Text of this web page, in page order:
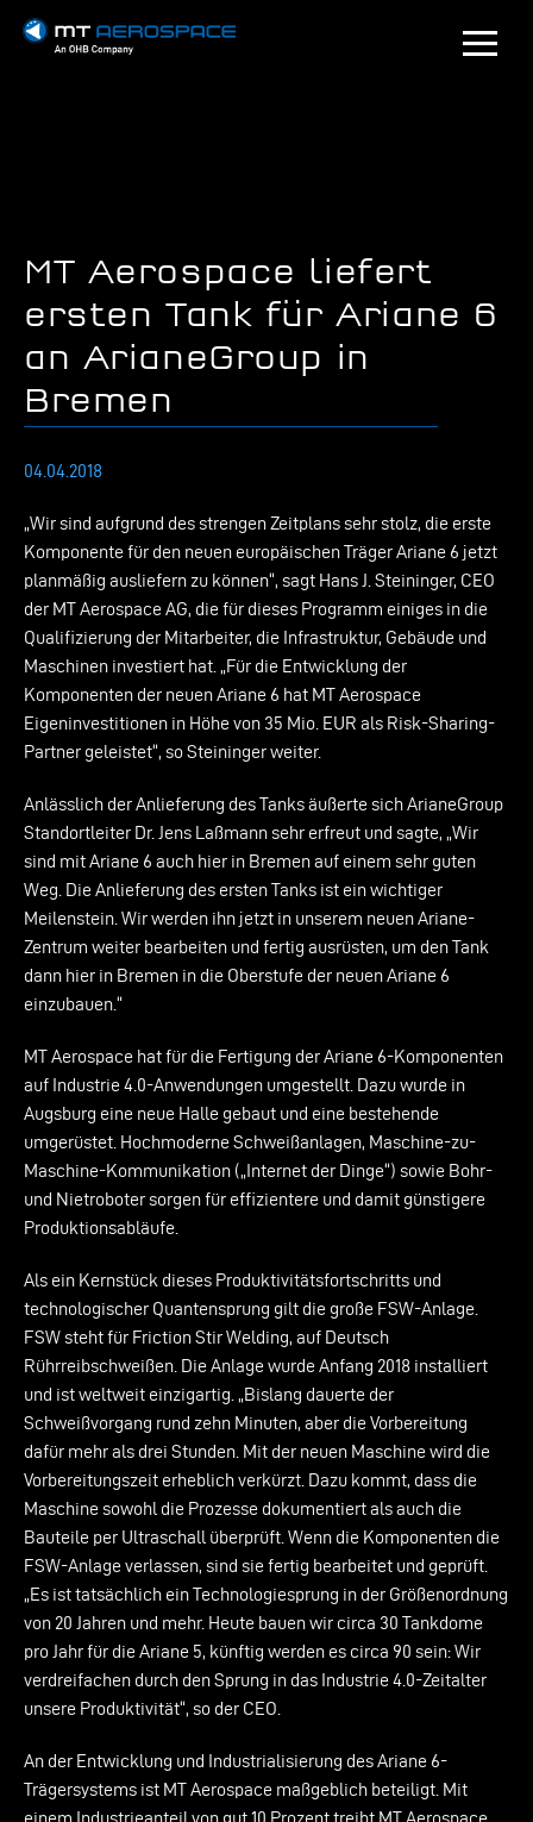
MT Aerospace liefert
ersten Tank für Ariane 6
an ArianeGroup in
Bremen
04.04.2018
„Wir sind aufgrund des strengen Zeitplans sehr stolz, die erste
Komponente für den neuen europäischen Träger Ariane 6 jetzt
planmäßig ausliefern zu können“, sagt Hans J. Steininger, CEO
der MT Aerospace AG, die für dieses Programm einiges in die
Qualifizierung der Mitarbeiter, die Infrastruktur, Gebäude und
Maschinen investiert hat. „Für die Entwicklung der
Komponenten der neuen Ariane 6 hat MT Aerospace
Eigeninvestitionen in Höhe von 35 Mio. EUR als Risk-Sharing-
Partner geleistet“, so Steininger weiter.
Anlässlich der Anlieferung des Tanks äußerte sich ArianeGroup
Standortleiter Dr. Jens Laßmann sehr erfreut und sagte, „Wir
sind mit Ariane 6 auch hier in Bremen auf einem sehr guten
Weg. Die Anlieferung des ersten Tanks ist ein wichtiger
Meilenstein. Wir werden ihn jetzt in unserem neuen Ariane-
Zentrum weiter bearbeiten und fertig ausrüsten, um den Tank
dann hier in Bremen in die Oberstufe der neuen Ariane 6
einzubauen.“
MT Aerospace hat für die Fertigung der Ariane 6-Komponenten
auf Industrie 4.0-Anwendungen umgestellt. Dazu wurde in
Augsburg eine neue Halle gebaut und eine bestehende
umgerüstet. Hochmoderne Schweißanlagen, Maschine-zu-
Maschine-Kommunikation („Internet der Dinge“) sowie Bohr-
und Nietroboter sorgen für effizientere und damit günstigere
Produktionsabläufe.
Als ein Kernstück dieses Produktivitätsfortschritts und
technologischer Quantensprung gilt die große FSW-Anlage.
FSW steht für Friction Stir Welding, auf Deutsch
Rührreibschweißen. Die Anlage wurde Anfang 2018 installiert
und ist weltweit einzigartig. „Bislang dauerte der
Schweißvorgang rund zehn Minuten, aber die Vorbereitung
dafür mehr als drei Stunden. Mit der neuen Maschine wird die
Vorbereitungszeit erheblich verkürzt. Dazu kommt, dass die
Maschine sowohl die Prozesse dokumentiert als auch die
Bauteile per Ultraschall überprüft. Wenn die Komponenten die
FSW-Anlage verlassen, sind sie fertig bearbeitet und geprüft.
„Es ist tatsächlich ein Technologiesprung in der Größenordnung
von 20 Jahren und mehr. Heute bauen wir circa 30 Tankdome
pro Jahr für die Ariane 5, künftig werden es circa 90 sein: Wir
verdreifachen durch den Sprung in das Industrie 4.0-Zeitalter
unsere Produktivität“, so der CEO.
An der Entwicklung und Industrialisierung des Ariane 6-
Trägersystems ist MT Aerospace maßgeblich beteiligt. Mit
einem Industrieanteil von gut 10 Prozent treibt MT Aerospace